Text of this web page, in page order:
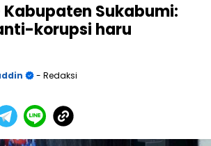
Kabupaten Sukabumi:
korupsi haru
- Redaksi